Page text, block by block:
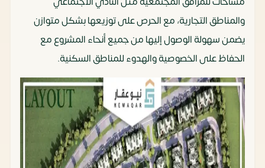
والمناطق التجارية، مع الحرص على توزيعها بشكل متوازن
يضمن سهولة الوصول إليها من جميع أنحاء المشروع مع
الحفاظ على الخصوصية والهدوء للمناطق السكنية.